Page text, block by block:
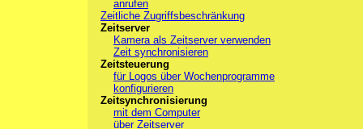
anrufen
Zeitliche Zugriffsbeschränkung
Zeitserver
Kamera als Zeitserver verwenden
Zeit synchronisieren
Zeitsteuerung
für Logos über Wochenprogramme
konfigurieren
Zeitsynchronisierung
mit dem Computer
über Zeitserver